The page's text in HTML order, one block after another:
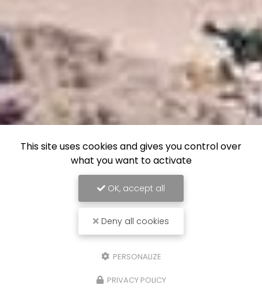
This site uses cookies and gives you control over
what you want to activate
OK, accept all
Deny all cookies
PERSONALIZE
PRIVACY POLICY